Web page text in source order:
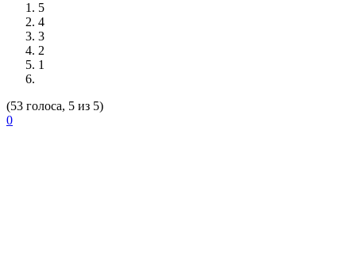
5
4
3
2
1
(53 голоса, 5 из 5)
0